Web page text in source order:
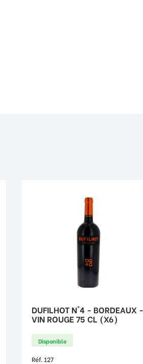
DUFILHOT N°4 - BORDEAUX -
VIN ROUGE 75 CL (X6)
Disponible
Réf. 127